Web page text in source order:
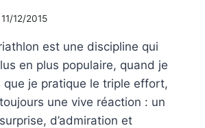
11/12/2015
est une discipline qui
en plus populaire, quand je
que je pratique le triple effort,
une vive réaction : un
d’admiration et